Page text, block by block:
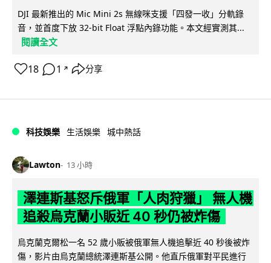
DJI 最新推出的 Mic Mini 2s 無線咪支援「四發一收」分軌錄
音，並首度下放 32-bit Float 浮點內錄功能。本文經實測其...
閱讀全文
18 1 ↗ 分享
科技娛樂 生活娛樂 城中熱話
Lawton 13 小時
澤連斯基怒斥俄軍「人肉狩獵」 無人機
追殺烏克蘭小販近 40 秒仍被炸傷
烏克蘭克爾松一名 52 歲小販被俄軍無人機追擊近 40 秒後被炸
傷，影片由烏克蘭總統澤連斯基公開。他直斥俄軍對平民進行